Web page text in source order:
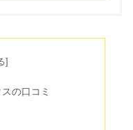
の口コミ